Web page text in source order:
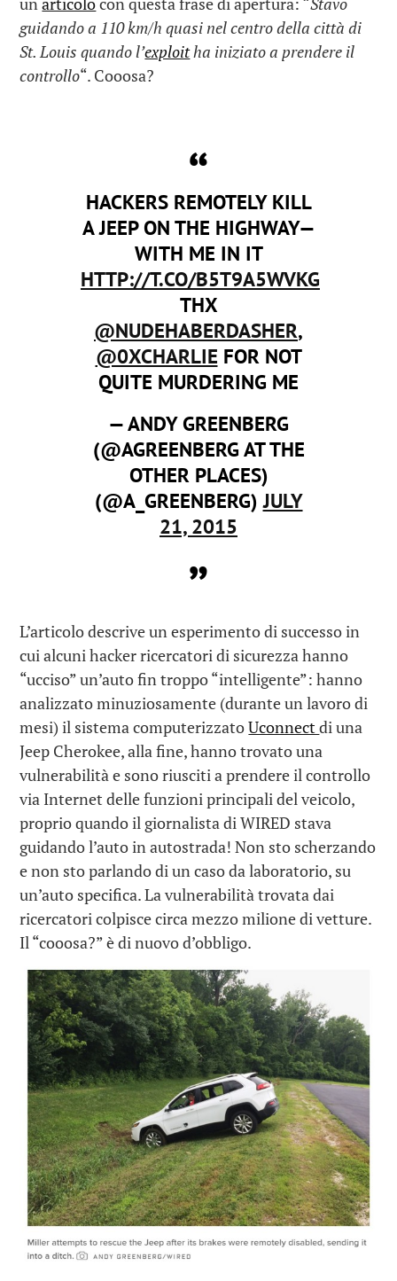
guidando a 110 km/h quasi nel centro della città di
St. Louis quando l’exploitha iniziato a prendere il
controllo“. Cooosa?
HACKERS REMOTELY KILL
A JEEP ON THE HIGHWAY—
WITH ME IN IT
HTTP://T.CO/B5T9A5WVKG
THX
@NUDEHABERDASHER,
@0XCHARLIE FOR NOT
QUITE MURDERING ME
— ANDY GREENBERG
(@AGREENBERG AT THE
OTHER PLACES)
(@A_GREENBERG)JULY
21, 2015
L’articolo descrive un esperimento di successo in
cui alcuni hacker ricercatori di sicurezza hanno
“ucciso” un’auto fin troppo “intelligente”: hanno
analizzato minuziosamente (durante un lavoro di
mesi) il sistema computerizzatoUconnectdi una
Jeep Cherokee, alla fine, hanno trovato una
vulnerabilità e sono riusciti a prendere il controllo
via Internet delle funzioni principali del veicolo,
proprio quando il giornalista di WIRED stava
guidando l’auto in autostrada! Non sto scherzando
e non sto parlando di un caso da laboratorio, su
un’auto specifica. La vulnerabilità trovata dai
ricercatori colpisce circa mezzo milione di vetture.
Il “cooosa?” è di nuovo d’obbligo.